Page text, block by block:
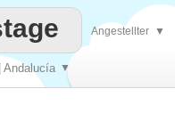
| Andalucía ▼
Angestellter ▼